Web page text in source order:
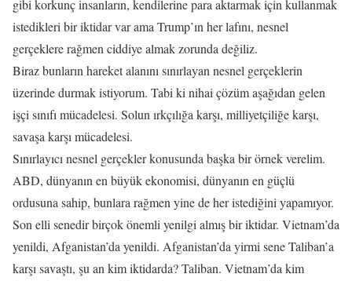
gibi korkunç insanların, kendilerine para aktarmak için kullanmak
istedikleri bir iktidar var ama Trump’ın her lafını, nesnel
gerçeklere rağmen ciddiye almak zorunda değiliz.
Biraz bunların hareket alanını sınırlayan nesnel gerçeklerin
üzerinde durmak istiyorum. Tabi ki nihai çözüm aşağıdan gelen
işçi sınıfı mücadelesi. Solun ırkçılığa karşı, milliyetçiliğe karşı,
savaşa karşı mücadelesi.
Sınırlayıcı nesnel gerçekler konusunda başka bir örnek verelim.
ABD, dünyanın en büyük ekonomisi, dünyanın en güçlü
ordusuna sahip, bunlara rağmen yine de her istediğini yapamıyor.
Son elli senedir birçok önemli yenilgi almış bir iktidar. Vietnam’da
yenildi, Afganistan’da yenildi. Afganistan’da yirmi sene Taliban’a
karşı savaştı, şu an kim iktidarda? Taliban. Vietnam’da kim